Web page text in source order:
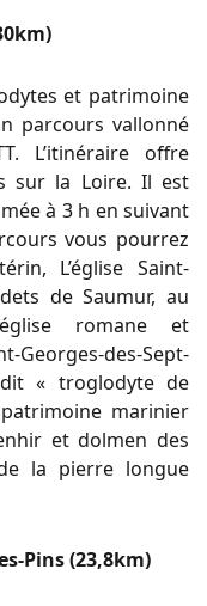
et patrimoine
parcours vallonné
L’itinéraire offre
sur la Loire. Il est
à 3 h en suivant
vous pourrez
L’église Saint-
de Saumur, au
romane et
Georges-des-Sept-
« troglodyte de
marinier
et dolmen des
la pierre longue
Pins (23,8km)